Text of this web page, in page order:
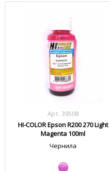
Арт. 39508
HI-COLOR Epson R200 270 Light
Magenta 100ml
Чернила